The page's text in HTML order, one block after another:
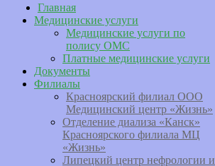
Главная
Медицинские услуги
Медицинские услуги по
полису ОМС
Платные медицинские услуги
Документы
Филиалы
Красноярский филиал ООО
Медицинский центр «Жизнь»
Отделение диализа «Канск»
Красноярского филиала МЦ
«Жизнь»
Липецкий центр нефрологии и